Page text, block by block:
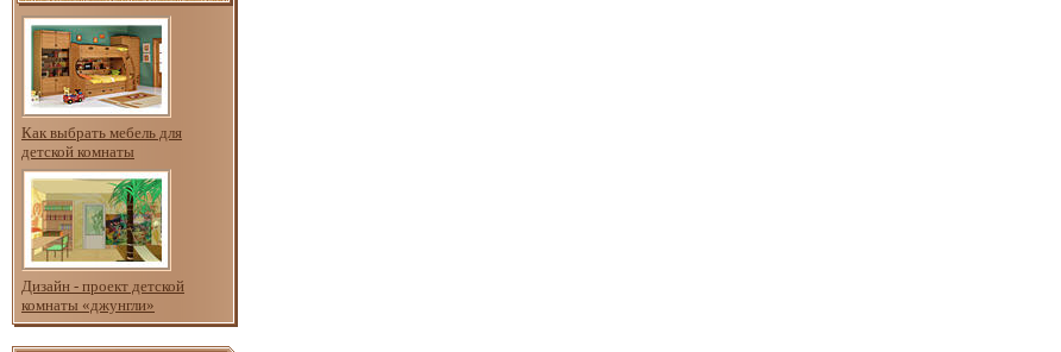
Как выбрать мебель для
детской комнаты
Дизайн - проект детской
комнаты «джунгли»